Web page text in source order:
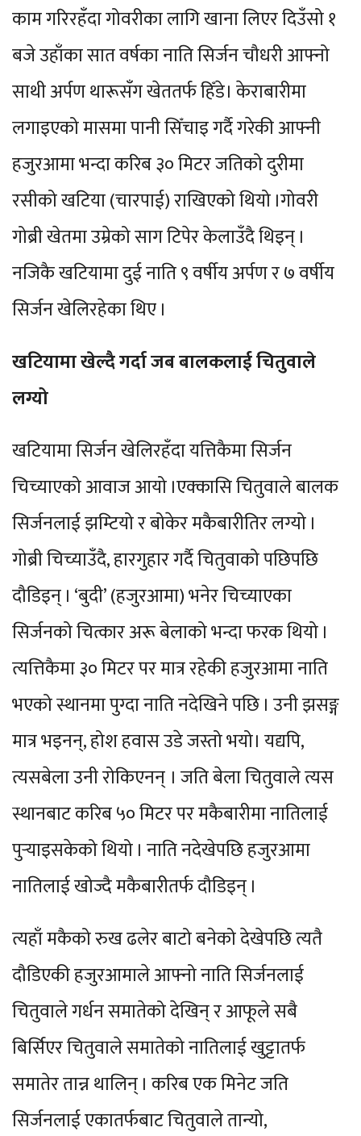
काम गरिरहँदा गोवरीका लागि खाना लिएर दिउँसो १
बजे उहाँका सात वर्षका नाति सिर्जन चौधरी आफ्नो
साथी अर्पण थारूसँग खेततर्फ हिँडे। केराबारीमा
लगाइएको मासमा पानी सिँचाइ गर्दै गरेकी आफ्नी
हजुरआमा भन्दा करिब ३० मिटर जतिको दुरीमा
रसीको खटिया (चारपाई) राखिएको थियो ।गोवरी
गोब्री खेतमा उम्रेको साग टिपेर केलाउँदै थिइन् ।
नजिकै खटियामा दुई नाति ९ वर्षीय अर्पण र ७ वर्षीय
सिर्जन खेलिरहेका थिए ।
खटियामा खेल्दै गर्दा जब बालकलाई चितुवाले
लग्यो
खटियामा सिर्जन खेलिरहँदा यत्तिकैमा सिर्जन
चिच्याएको आवाज आयो ।एक्कासि चितुवाले बालक
सिर्जनलाई झम्टियो र बोकेर मकैबारीतिर लग्यो ।
गोब्री चिच्याउँदै, हारगुहार गर्दै चितुवाको पछिपछि
दौडिइन् । ‘बुदी’ (हजुरआमा) भनेर चिच्याएका
सिर्जनको चित्कार अरू बेलाको भन्दा फरक थियो ।
त्यत्तिकैमा ३० मिटर पर मात्र रहेकी हजुरआमा नाति
भएको स्थानमा पुग्दा नाति नदेखिने पछि । उनी झसङ्ग
मात्र भइनन्, होश हवास उडे जस्तो भयो। यद्यपि,
त्यसबेला उनी रोकिएनन् । जति बेला चितुवाले त्यस
स्थानबाट करिब ५० मिटर पर मकैबारीमा नातिलाई
पुर्‍याइसकेको थियो । नाति नदेखेपछि हजुरआमा
नातिलाई खोज्दै मकैबारीतर्फ दौडिइन् ।
त्यहाँ मकैको रुख ढलेर बाटो बनेको देखेपछि त्यतै
दौडिएकी हजुरआमाले आफ्नो नाति सिर्जनलाई
चितुवाले गर्धन समातेको देखिन् र आफूले सबै
बिर्सिएर चितुवाले समातेको नातिलाई खुट्टातर्फ
समातेर तान्न थालिन् । करिब एक मिनेट जति
सिर्जनलाई एकातर्फबाट चितुवाले तान्यो,